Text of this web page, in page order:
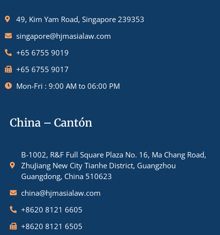
49, Kim Yam Road, Singapore 239353
singapore@hjmasialaw.com
+65 6755 9019
+65 6755 9017
Mon-Fri : 9:00 AM to 06:00 PM
China – Cantón
B-1002, R&F Full Square Plaza No. 16, Ma Chang Road,
ZhuJiang New City Tianhe District, Guangzhou
Guangdong, China 510623
china@hjmasialaw.com
+8620 8121 6605
+8620 8121 6505